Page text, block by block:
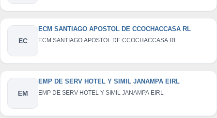
EC
ECM SANTIAGO APOSTOL DE CCOCHACCASA RL
ECM SANTIAGO APOSTOL DE CCOCHACCASA RL
EM
EMP DE SERV HOTEL Y SIMIL JANAMPA EIRL
EMP DE SERV HOTEL Y SIMIL JANAMPA EIRL